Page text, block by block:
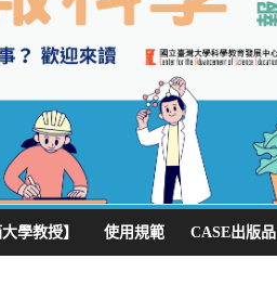
大學教授】 使用規範 CASE出版品